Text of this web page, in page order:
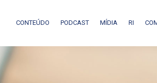
CONTEÚDO PODCAST MÍDIA RI